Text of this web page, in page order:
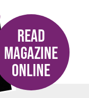
READ
MAGAZINE
ONLINE